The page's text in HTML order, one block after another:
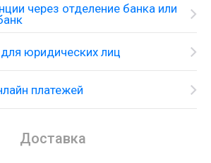
через отделение банка или
юридических лиц
платежей
Доставка